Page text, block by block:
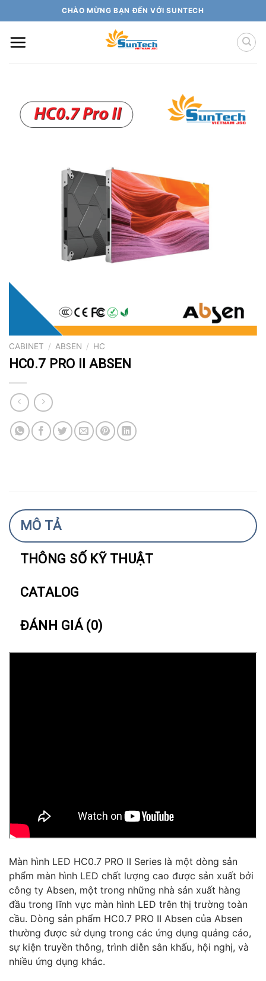
to
content
CHÀO MỪNG BẠN ĐẾN VỚI SUNTECH
CABINET / ABSEN / HC
HC0.7 PRO II ABSEN
MÔ TẢ
THÔNG SỐ KỸ THUẬT
CATALOG
ĐÁNH GIÁ (0)
Màn hình LED HC0.7 PRO II Series là một dòng sản
phẩm màn hình LED chất lượng cao được sản xuất bởi
công ty Absen, một trong những nhà sản xuất hàng
đầu trong lĩnh vực màn hình LED trên thị trường toàn
cầu. Dòng sản phẩm HC0.7 PRO II Absen của Absen
thường được sử dụng trong các ứng dụng quảng cáo,
sự kiện truyền thông, trình diễn sân khấu, hội nghị, và
nhiều ứng dụng khác.